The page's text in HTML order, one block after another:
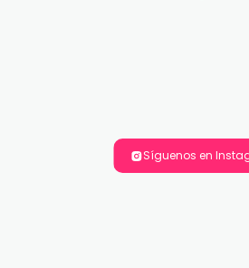
Síguenos en